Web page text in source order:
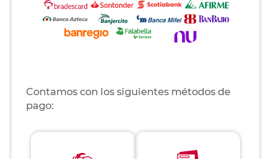
Contamos con los siguientes métodos de
pago: